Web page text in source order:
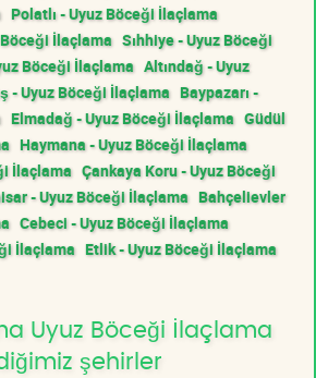
Polatlı - Uyuz Böceği İlaçlama
Böceği İlaçlama Sıhhiye - Uyuz Böceği
Böceği İlaçlama Altındağ - Uyuz
- Uyuz Böceği İlaçlama Baypazarı -
Elmadağ - Uyuz Böceği İlaçlama Güdül
Haymana - Uyuz Böceği İlaçlama
İlaçlama Çankaya Koru - Uyuz Böceği
- Uyuz Böceği İlaçlama Bahçelievler
Cebeci - Uyuz Böceği İlaçlama
İlaçlama Etlik - Uyuz Böceği İlaçlama
Uyuz Böceği İlaçlama
şehirler